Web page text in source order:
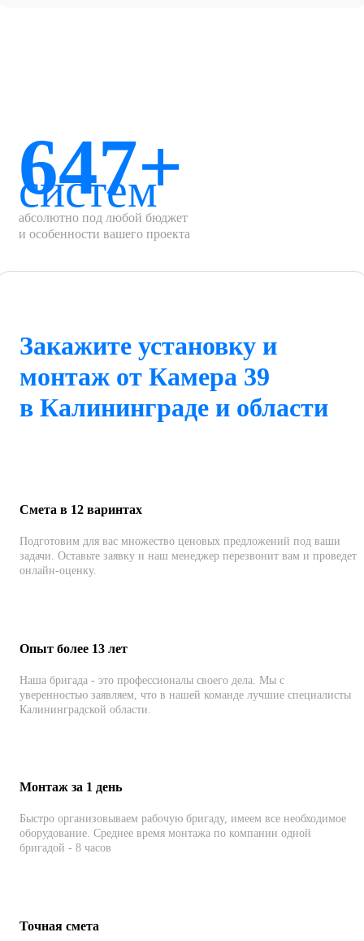
647+
систем
абсолютно под любой бюджет
и особенности вашего проекта
Закажите установку и
монтаж от Камера 39
в Калининграде и области
Смета в 12 варинтах
Подготовим для вас множество ценовых предложений под ваши
задачи. Оставьте заявку и наш менеджер перезвонит вам и проведет
онлайн-оценку.
Опыт более 13 лет
Наша бригада - это профессионалы своего дела. Мы с
уверенностью заявляем, что в нашей команде лучшие специалисты
Калининградской области.
Монтаж за 1 день
Быстро организовываем рабочую бригаду, имеем все необходимое
оборудование. Среднее время монтажа по компании одной
бригадой - 8 часов
Точная смета